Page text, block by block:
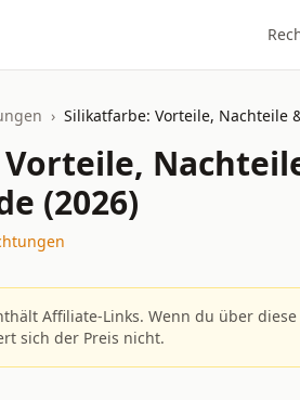
› Silikatfarbe: Vorteile, Nachteile
(2026)
Affiliate-Links. Wenn du über
sich der Preis nicht.